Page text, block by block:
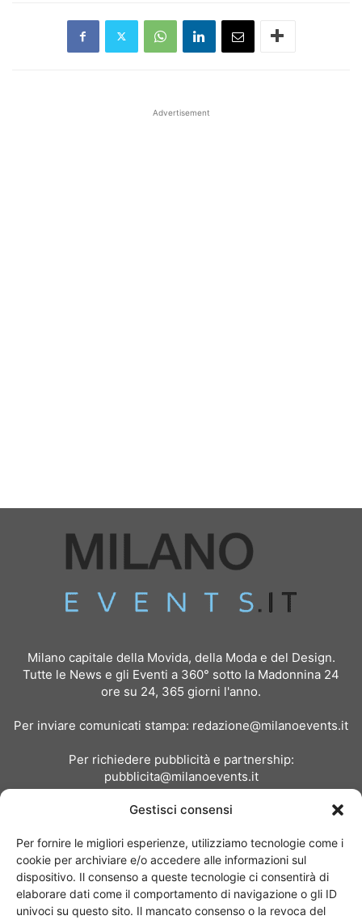
Gestisci consensi
Per fornire le migliori esperienze, utilizziamo tecnologie come i
cookie per archiviare e/o accedere alle informazioni sul
dispositivo. Il consenso a queste tecnologie ci consentirà di
elaborare dati come il comportamento di navigazione o gli ID
univoci su questo sito. Il mancato consenso o la revoca del
Advertisement
Milano capitale della Movida, della Moda e del Design.
Tutte le News e gli Eventi a 360° sotto la Madonnina 24
ore su 24, 365 giorni l'anno.
Per inviare comunicati stampa: redazione@milanoevents.it
Per richiedere pubblicità e partnership:
pubblicita@milanoevents.it